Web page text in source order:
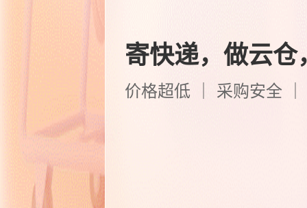
寄快递，做云仓
价格超低 ｜ 采购安全